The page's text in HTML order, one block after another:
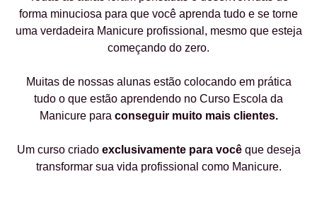
forma minuciosa para que você aprenda tudo e se torne
uma verdadeira Manicure profissional, mesmo que esteja
começando do zero.
Muitas de nossas alunas estão colocando em prática
tudo o que estão aprendendo no Curso Escola da
Manicure para conseguir muito mais clientes.
Um curso criado exclusivamente para vocêque deseja
transformar sua vida profissional como Manicure.